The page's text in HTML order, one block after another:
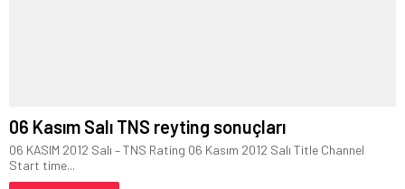
06 Kasım Salı TNS reyting sonuçları
06 KASIM 2012 Salı – TNS Rating 06 Kasım 2012 Salı Title Channel
Start time...